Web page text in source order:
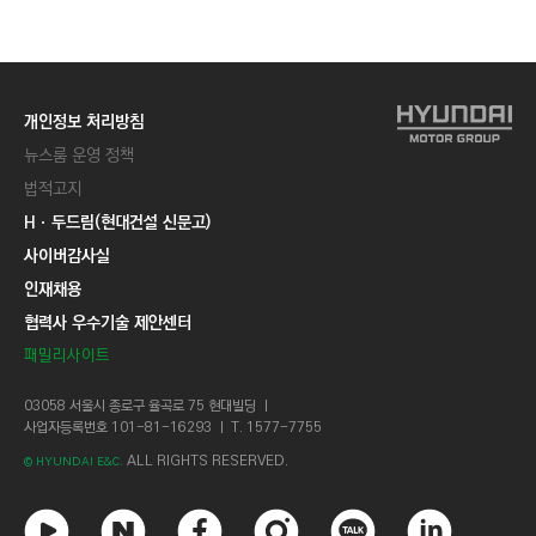
I
개인정보 처리방침
뉴스룸 운영 정책
법적고지
Hㆍ두드림(현대건설 신문고)
사이버감사실
인재채용
협력사 우수기술 제안센터
패밀리사이트
03058 서울시 종로구 율곡로 75 현대빌딩 ㅣ
사업자등록번호 101-81-16293 ㅣ T. 1577-7755
© HYUNDAI E&C. ALL RIGHTS RESERVED.